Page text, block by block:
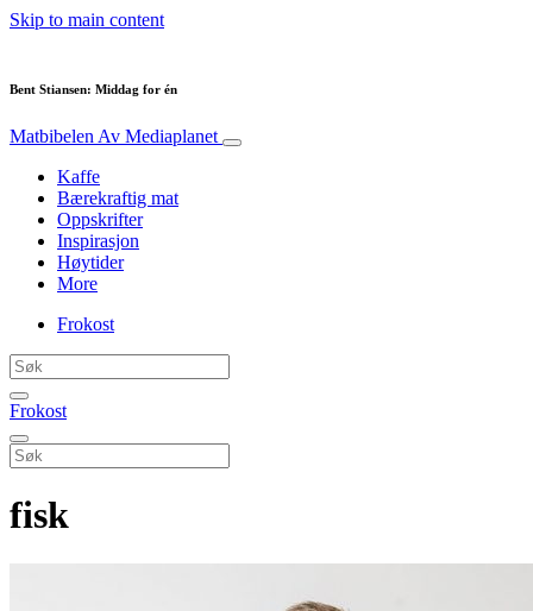
Skip to main content
Bent Stiansen: Middag for én
Matbibelen Av Mediaplanet
Kaffe
Bærekraftig mat
Oppskrifter
Inspirasjon
Høytider
More
Frokost
Frokost
fisk